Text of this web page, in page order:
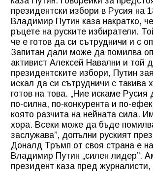
президентски избори в Русия на
Владимир Путин каза накратко,
ръцете на руските избиратели.
че е готов да си сътрудничи и с
Запитан дали може да помилва
активист Алексей Навални и той
президентските избори, Путин
искал да си сътрудничи с такива
готов на това. „Ние искаме Русия
по-силна, по-конкурента и по-
която разчита на нейната сила.
хора. Всеки може да бъде
заслужава”, допълни руският
Доналд Тръмп от своя страна е
Владимир Путин „силен лидер”.
президент каза пред